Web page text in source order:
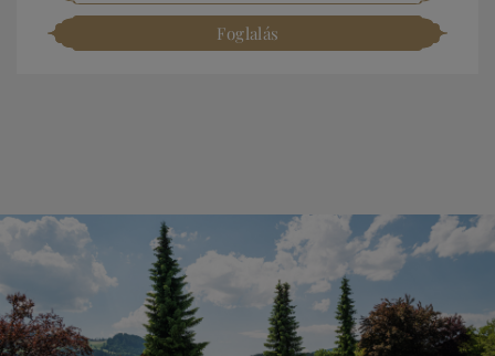
Foglalás